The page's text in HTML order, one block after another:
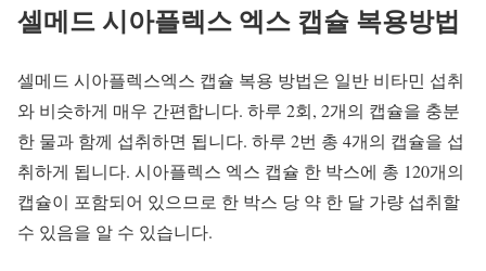
셀메드 시아플렉스 엑스 캡슐 복용방법
셀메드 시아플렉스엑스 캡슐 복용 방법은 일반 비타민 섭취
와 비슷하게 매우 간편합니다. 하루 2회, 2개의 캡슐을 충분
한 물과 함께 섭취하면 됩니다. 하루 2번 총 4개의 캡슐을 섭
취하게 됩니다. 시아플렉스 엑스 캡슐 한 박스에 총 120개의
캡슐이 포함되어 있으므로 한 박스 당 약 한 달 가량 섭취할
수 있음을 알 수 있습니다.